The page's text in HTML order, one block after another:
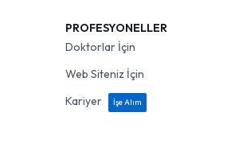
PROFESYONELLER
Doktorlar İçin
Web Siteniz İçin
Kariyer
İşe Alım